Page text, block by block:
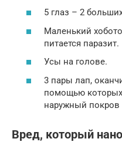
5 глаз – 2
Маленький
питается паразит.
Усы на голове.
3 пары лап,
помощью которых
наружный
Вред, который